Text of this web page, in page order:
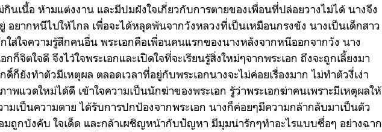
กินเนื้อ ห้ามแต่งงาน และมีปมฝังใจเกี่ยวกับการตายของเพื่อนที่ปล่อยวางไม่ได้ นางจึง
อยากหนีไปให้ไกล เพื่อจะได้หลุดพ้นจากวังหลวงที่เป็นเหมือนกรงขัง นางเป็นเด็กสาว
ใส่ใจความรู้สึกคนอื่น พระเอกคือเพื่อนคนแรกของนางหลังจากหนีออกจากวัง นาง
กก็จิตใจดี จึงไว้ใจพระเอกและเปิดใจที่จะเรียนรู้สิ่งใหม่ๆจากพระเอก ถึงจะถูกเลี้ยงมา
ก็ยังทำตัวมีเหตุผล ตลอดเวลาที่อยู่กับพระเอกนางจะไม่ค่อยเรื่องมาก ไม่ทำตัวงี่เง่า
พแวดใหม่ได้ดี เข้าใจความเป็นนักฆ่าของพระเอก รู้ว่าพระเอกฆ่าคนเพราะมีเหตุผลให้
มเป็นความตาย ได้รับการปกป้องจากพระเอก นางก็ค่อยๆมีความกล้ากลับมาเป็นตัว
มถูกบังคับ ใจเด็ด และกล้าเผชิญหน้ากับปัญหา มีมุมน่ารักๆทำอะไรแบบซื่อๆ อย่างฉาก